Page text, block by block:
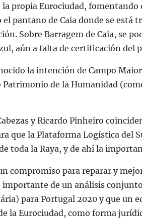
propia Eurociudad, fomentando
pantano de Caia donde se está
Sobre Barragem de Caia, se
aún a falta de certificación del
la intención de Campo
Patrimonio de la Humanidad
y Ricardo Pinheiro
que la Plataforma Logística del
toda la Raya, y de ahí la
compromiso para reparar y
de un análisis
para Portugal 2020 y que un
la Eurociudad, como forma